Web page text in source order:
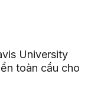
University
toàn cầu cho